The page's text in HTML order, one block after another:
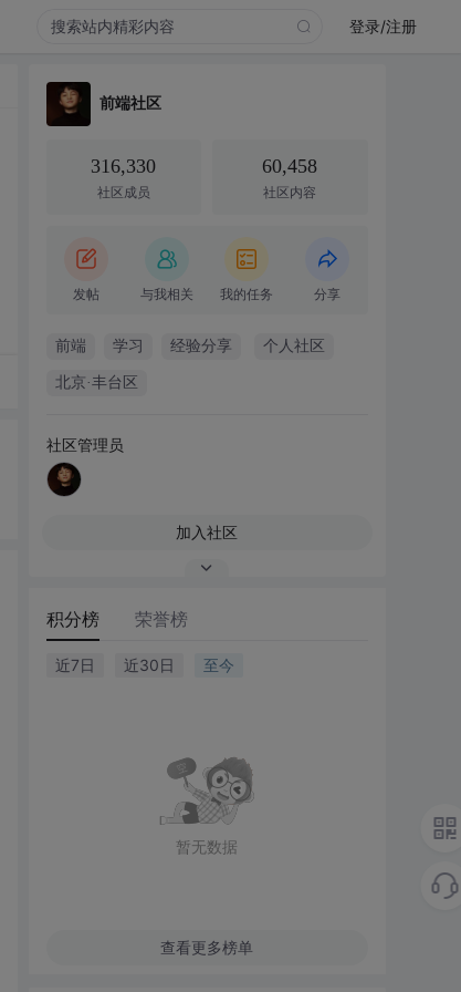
登录/注册
前端社区
316,330
社区成员
60,458
社区内容
发帖 与我相关 我的任务 分享
前端 学习 经验分享 个人社区
北京·丰台区
社区管理员
加入社区
积分榜 荣誉榜
近7日 近30日 至今
暂无数据
查看更多榜单